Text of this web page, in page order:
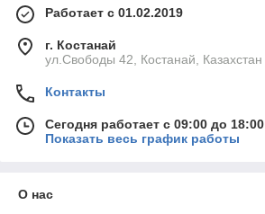
Работает с 01.02.2019
г. Костанай
ул.Свободы 42, Костанай, Казахстан
Контакты
Сегодня работает с 09:00 до 18:00
Показать весь график работы
О нас